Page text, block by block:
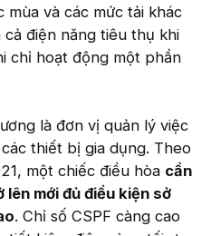
và các mức tải khác
điện năng tiêu thụ khi
chỉ hoạt động một phần
là đơn vị quản lý việc
thiết bị gia dụng. Theo
một chiếc điều hòa cần
mới đủ điều kiện sở
. Chỉ số CSPF càng cao